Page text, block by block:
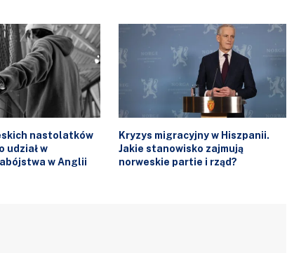
nastolatków
udział w
w Anglii
Kryzys migracyjny w Hiszpanii.
Jakie stanowisko zajmują
norweskie partie i rząd?